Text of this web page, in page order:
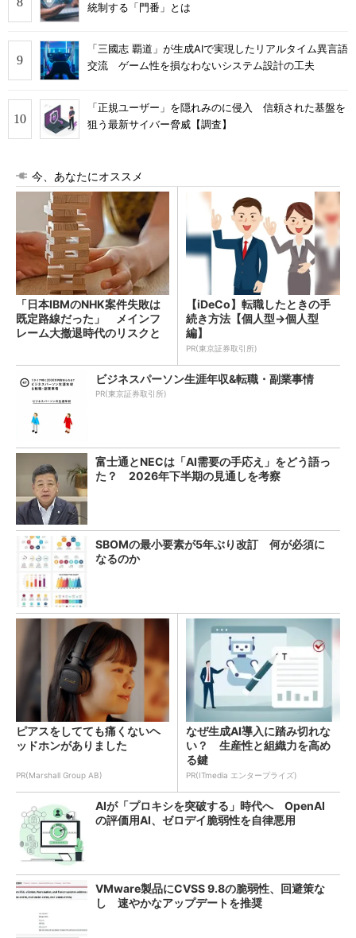
統制する「門番」とは
「三國志 覇道」が生成AIで実現したリアルタイム異言語
交流 ゲーム性を損なわないシステム設計の工夫
「正規ユーザー」を隠れみのに侵入 信頼された基盤を
狙う最新サイバー脅威【調査】
今、あなたにオススメ
「日本IBMのNHK案件失敗は
既定路線だった」 メインフ
レーム大撤退時代のリスクと
【iDeCo】転職したときの手
続き方法【個人型→個人型
編】
PR(東京証券取引所)
ビジネスパーソン生涯年収&転職・副業事情
PR(東京証券取引所)
富士通とNECは「AI需要の手応え」をどう語っ
た？ 2026年下半期の見通しを考察
SBOMの最小要素が5年ぶり改訂 何が必須に
なるのか
ピアスをしてても痛くないヘ
ッドホンがありました
PR(Marshall Group AB)
なぜ生成AI導入に踏み切れな
い？ 生産性と組織力を高め
る鍵
PR(ITmedia エンタープライズ)
AIが「プロキシを突破する」時代へ OpenAI
の評価用AI、ゼロデイ脆弱性を自律悪用
VMware製品にCVSS 9.8の脆弱性、回避策な
し 速やかなアップデートを推奨